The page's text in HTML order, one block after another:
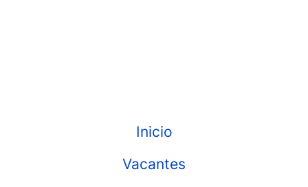
Inicio
Vacantes